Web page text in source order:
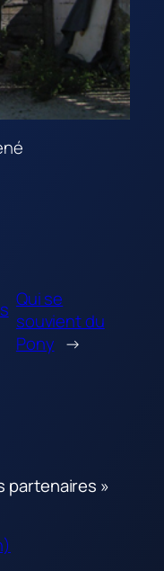
Qui se
souvient du
Pony →
partenaires »